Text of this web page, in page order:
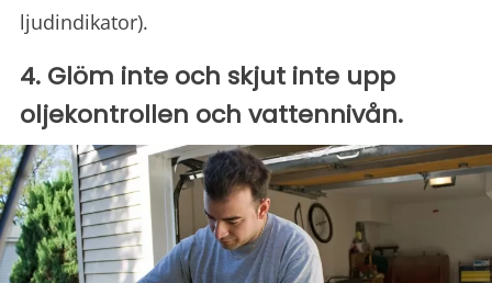
ljudindikator).
4. Glöm inte och skjut inte upp
oljekontrollen och vattennivån.